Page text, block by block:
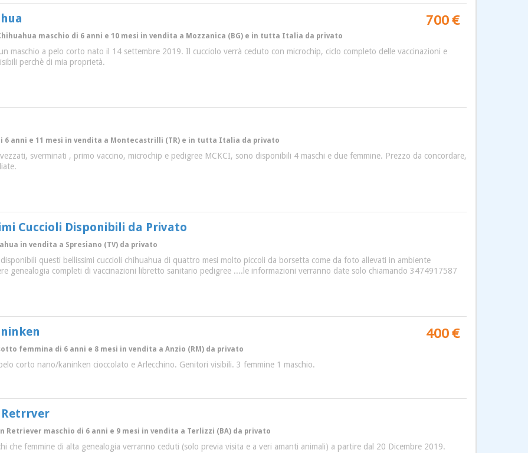
700 €
maschio di 6 anni e 10 mesi in vendita a Mozzanica (BG) e in tutta Italia da privato
maschio a pelo corto nato il 14 settembre 2019. Il cucciolo verrà ceduto con microchip, ciclo completo delle vaccinazioni e
perchè di mia proprietà.
6 anni e 11 mesi in vendita a Montecastrilli (TR) e in tutta Italia da privato
sverminati , primo vaccino, microchip e pedigree MCKCI, sono disponibili 4 maschi e due femmine. Prezzo da concordare,
Cuccioli Disponibili da Privato
in vendita a Spresiano (TV) da privato
questi bellissimi cuccioli chihuahua di quattro mesi molto piccoli da borsetta come da foto allevati in ambiente
genealogia completi di vaccinazioni libretto sanitario pedigree ....le informazioni verranno date solo chiamando 3474917587
400 €
femmina di 6 anni e 8 mesi in vendita a Anzio (RM) da privato
corto nano/kaninken cioccolato e Arlecchino. Genitori visibili. 3 femmine 1 maschio.
Retriever maschio di 6 anni e 9 mesi in vendita a Terlizzi (BA) da privato
che femmine di alta genealogia verranno ceduti (solo previa visita e a veri amanti animali) a partire dal 20 Dicembre 2019.